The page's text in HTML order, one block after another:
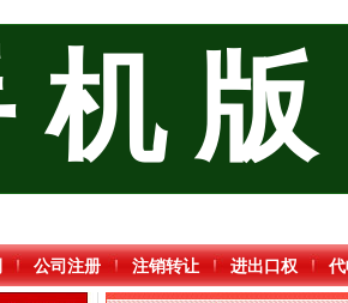
机 版
公司注册 注销转让 进出口权